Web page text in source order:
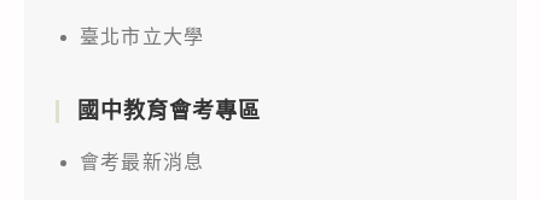
臺北市立大學
國中教育會考專區
會考最新消息